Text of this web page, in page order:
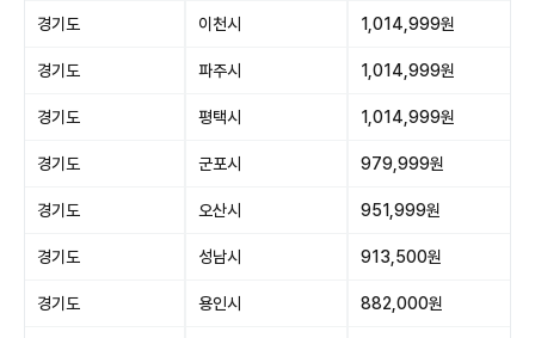
경기도 이천시 1,014,999원
경기도 파주시 1,014,999원
경기도 평택시 1,014,999원
경기도 군포시 979,999원
경기도 오산시 951,999원
경기도 성남시 913,500원
경기도 용인시 882,000원